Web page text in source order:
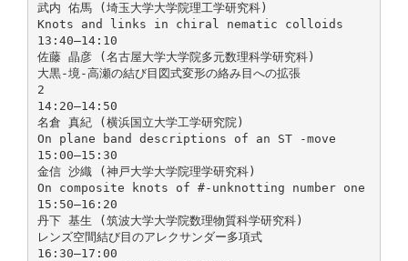
武内 佑馬 (埼玉大学大学院理工学研究科)
Knots and links in chiral nematic colloids
13:40–14:10
佐藤 晶彦 (名古屋大学大学院多元数理科学研究科)
大黒-境-高瀬の結び目図式変形の絡み目への拡張
2
14:20–14:50
名倉 真紀 (横浜国立大学工学研究院)
On plane band descriptions of an ST -move
15:00–15:30
金信 沙織 (神戸大学大学院理学研究科)
On composite knots of #-unknotting number one
15:50–16:20
丹下 基生 (筑波大学大学院数理物質科学研究科)
レンズ空間結び目のアレクサンダー多項式
16:30–17:00